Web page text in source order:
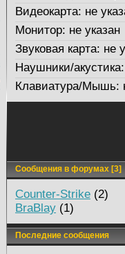
Видеокарта: не
Монитор: не указан
Звуковая карта: не
Наушники/акустика:
Клавиатура/Мышь:
Сообщения в форумах [3]
Counter-Strike (2)
BraBlay (1)
Последние сообщения